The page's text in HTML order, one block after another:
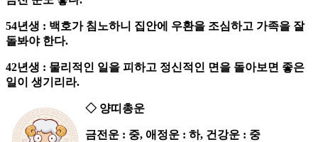
54년생 : 백호가 침노하니 집안에 우환을 조심하고 가족을 잘
돌봐야 한다.
42년생 : 물리적인 일을 피하고 정신적인 면을 돌아보면 좋은
일이 생기리라.
◇ 양띠총운
금전운 : 중, 애정운 : 하, 건강운 : 중